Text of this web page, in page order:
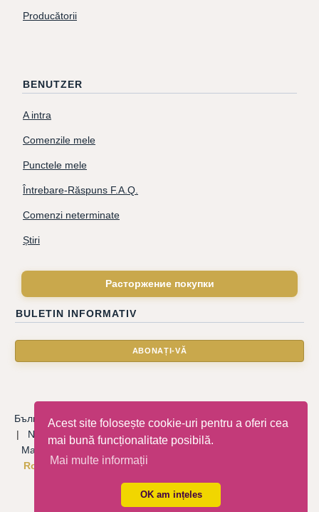
Acest site folosește cookie-uri pentru a oferi cea
mai bună funcționalitate posibilă.
Mai multe informații
OK am ințeles
Producătorii
BENUTZER
A intra
Comenzile mele
Punctele mele
Întrebare-Răspuns F.A.Q.
Comenzi neterminate
Știri
Расторжение покупки
BULETIN INFORMATIV
Български| Català|Deutsche|Hrvatski|Čeština|Dansk
| Nederlandse |English |Eesti keel |Français
Magyar
Latviski Norsk
Română| Русский|Српски
Español|Svenska|Türkçe